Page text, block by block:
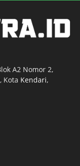
A2 Nomor 2,
Kota Kendari,